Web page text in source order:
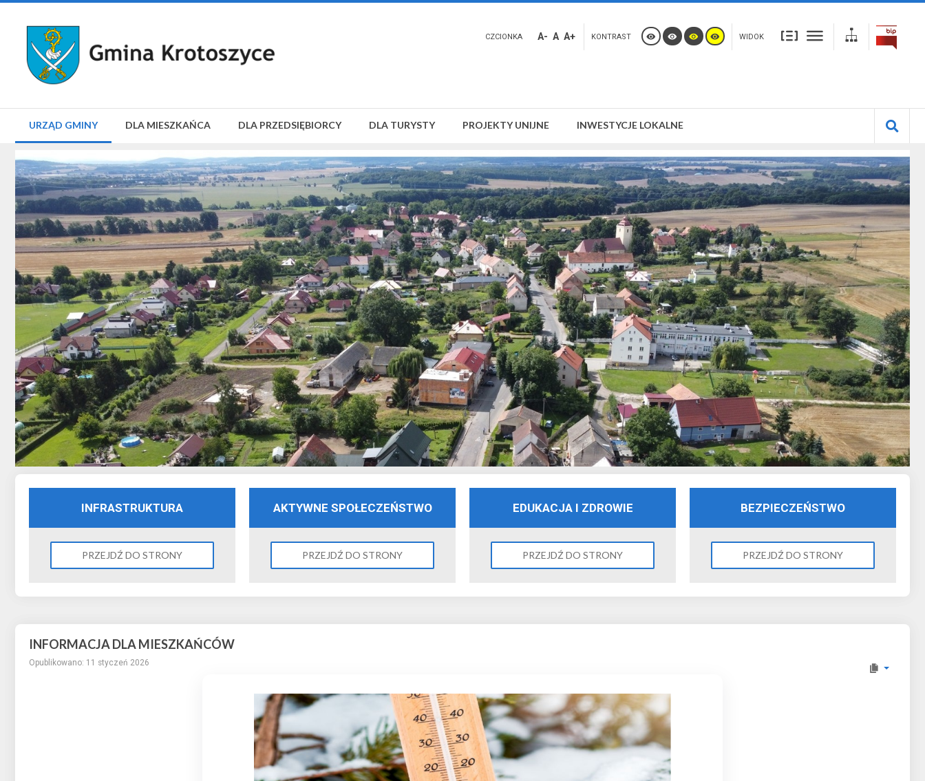
CZCIONKA A- A A+ KONTRAST WIDOK
URZĄD GMINY DLA MIESZKAŃCA DLA PRZEDSIĘBIORCY DLA TURYSTY PROJEKTY UNIJNE INWESTYCJE LOKALNE
INFRASTRUKTURA
PRZEJDŹ DO STRONY
AKTYWNE SPOŁECZEŃSTWO
PRZEJDŹ DO STRONY
EDUKACJA I ZDROWIE
PRZEJDŹ DO STRONY
BEZPIECZEŃSTWO
PRZEJDŹ DO STRONY
INFORMACJA DLA MIESZKAŃCÓW
Opublikowano: 11 styczeń 2026